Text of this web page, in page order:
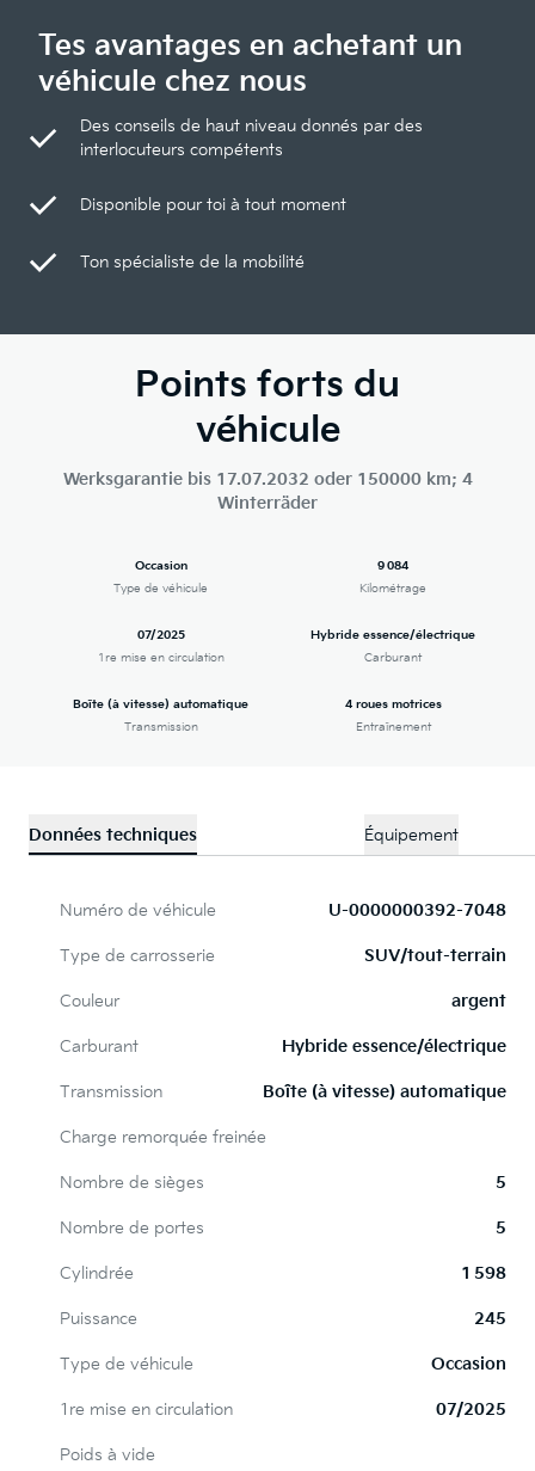
Tes avantages en achetant un
véhicule chez nous
Des conseils de haut niveau donnés par des
interlocuteurs compétents
Disponible pour toi à tout moment
Ton spécialiste de la mobilité
Points forts du
véhicule
Werksgarantie bis 17.07.2032 oder 150000 km; 4
Winterräder
Occasion
Type de véhicule
9 084
Kilométrage
07/2025
1re mise en circulation
Hybride essence/électrique
Carburant
Boîte (à vitesse) automatique
Transmission
4 roues motrices
Entraînement
Données techniques Équipement
Numéro de véhicule U-0000000392-7048
Type de carrosserie SUV/tout-terrain
Couleur argent
Carburant Hybride essence/électrique
Transmission Boîte (à vitesse) automatique
Charge remorquée freinée
Nombre de sièges 5
Nombre de portes 5
Cylindrée 1 598
Puissance 245
Type de véhicule Occasion
1re mise en circulation 07/2025
Poids à vide